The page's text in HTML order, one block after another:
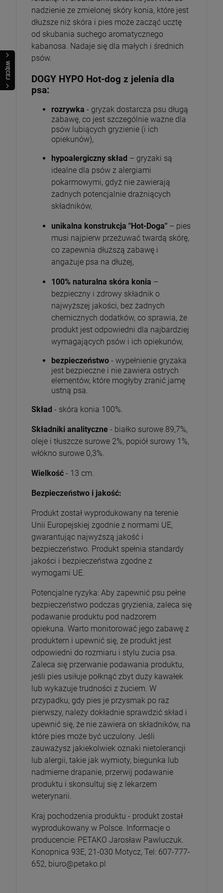
WIĘCEJ
nadzienie ze zmielonej skóry konia, które jest
dłuższe niż skóra i pies może zacząć ucztę
od skubania suchego aromatycznego
kabanosa. Nadaje się dla małych i średnich
psów.
DOGY HYPO Hot-dog z jelenia dla
psa:
rozrywka - gryzak dostarcza psu długą
zabawę, co jest szczególnie ważne dla
psów lubiących gryzienie (i ich
opiekunów),
hypoalergiczny skład – gryzaki są
idealne dla psów z alergiami
pokarmowymi, gdyż nie zawierają
żadnych potencjalnie drażniących
składników,
unikalna konstrukcja "Hot-Doga" – pies
musi najpierw przeżuwać twardą skórę,
co zapewnia dłuższą zabawę i
angażuje psa na dłużej,
100% naturalna skóra konia –
bezpieczny i zdrowy składnik o
najwyższej jakości, bez żadnych
chemicznych dodatków, co sprawia, że
produkt jest odpowiedni dla najbardziej
wymagających psów i ich opiekunów,
bezpieczeństwo - wypełnienie gryzaka
jest bezpieczne i nie zawiera ostrych
elementów, które mogłyby zranić jamę
ustną psa.
Skład - skóra konia 100%.
Składniki analityczne - białko surowe 89,7%,
oleje i tłuszcze surowe 2%, popiół surowy 1%,
włókno surowe 0,3%.
Wielkość - 13 cm.
Bezpieczeństwo i jakość:
Produkt został wyprodukowany na terenie
Unii Europejskiej zgodnie z normami UE,
gwarantując najwyższą jakość i
bezpieczeństwo. Produkt spełnia standardy
jakości i bezpieczeństwa zgodne z
wymogami UE.
Potencjalne ryzyka: Aby zapewnić psu pełne
bezpieczeństwo podczas gryzienia, zaleca się
podawanie produktu pod nadzorem
opiekuna. Warto monitorować jego zabawę z
produktem i upewnić się, że produkt jest
odpowiedni do rozmiaru i stylu żucia psa.
Zaleca się przerwanie podawania produktu,
jeśli pies usiłuje połknąć zbyt duży kawałek
lub wykazuje trudności z żuciem. W
przypadku, gdy pies je przysmak po raz
pierwszy, należy dokładnie sprawdzić skład i
upewnić się, że nie zawiera on składników, na
które pies może być uczulony. Jeśli
zauważysz jakiekolwiek oznaki nietolerancji
lub alergii, takie jak wymioty, biegunka lub
nadmierne drapanie, przerwij podawanie
produktu i skonsultuj się z lekarzem
weterynarii.
Kraj pochodzenia produktu - produkt został
wyprodukowany w Polsce. Informacje o
producencie: PETAKO Jarosław Pawluczuk.
Konopnica 93E, 21-030 Motycz, Tel: 607-777-
652, biuro@petako.pl